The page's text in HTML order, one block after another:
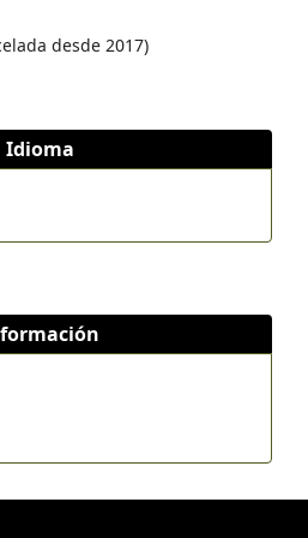
desde 2017)
Idioma